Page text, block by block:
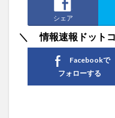
シェア
＼ 情報速報ドット
Facebookで
フォローする